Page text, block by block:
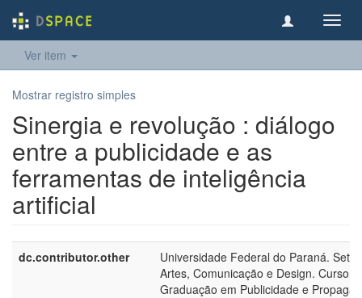
Ver item
Mostrar registro simples
Sinergia e revolução : diálogo
entre a publicidade e as
ferramentas de inteligência
artificial
dc.contributor.other
Universidade Federal do Paraná.
Artes, Comunicação e Design. Curso
Graduação em Publicidade e